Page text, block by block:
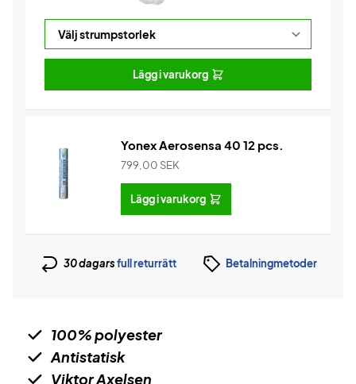
Lägg i varukorg
Yonex Aerosensa 40 12 pcs.
799,00 SEK
Lägg i varukorg
30 dagarsfull returrätt Betalningmetoder
100% polyester
Antistatisk
Viktor Axelsen